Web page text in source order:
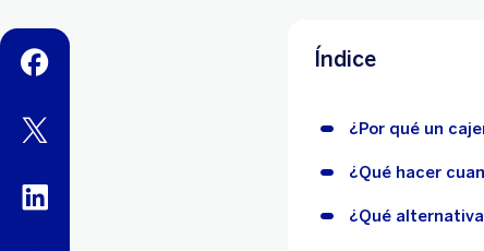
facebook
twitter
linkedin
Índice
¿Por qué un
¿Qué hacer
¿Qué